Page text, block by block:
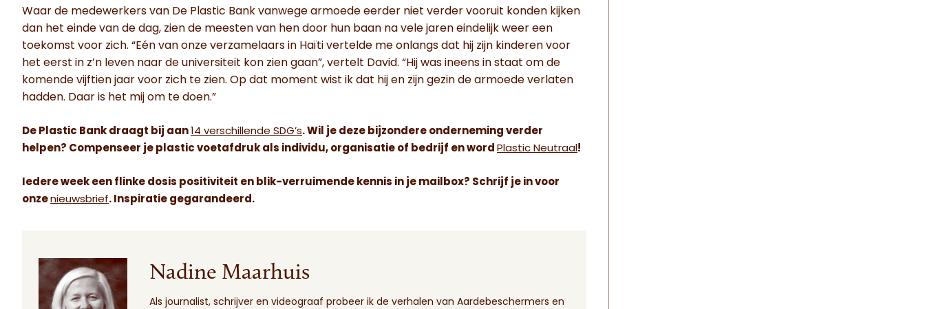
Waar de medewerkers van De Plastic Bank vanwege armoede eerder niet verder vooruit konden kijken
dan het einde van de dag, zien de meesten van hen door hun baan na vele jaren eindelijk weer een
toekomst voor zich. “Eén van onze verzamelaars in Haïti vertelde me onlangs dat hij zijn kinderen voor
het eerst in z’n leven naar de universiteit kon zien gaan”, vertelt David. “Hij was ineens in staat om de
komende vijftien jaar voor zich te zien. Op dat moment wist ik dat hij en zijn gezin de armoede verlaten
hadden. Daar is het mij om te doen.”
De Plastic Bank draagt bij aan 14 verschillende SDG’s. Wil je deze bijzondere onderneming verder
helpen? Compenseer je plastic voetafdruk als individu, organisatie of bedrijf en word Plastic Neutraal!
Iedere week een flinke dosis positiviteit en blik-verruimende kennis in je mailbox? Schrijf je in voor
onze nieuwsbrief. Inspiratie gegarandeerd.
Nadine Maarhuis
Als journalist, schrijver en videograaf probeer ik de verhalen van Aardebeschermers en